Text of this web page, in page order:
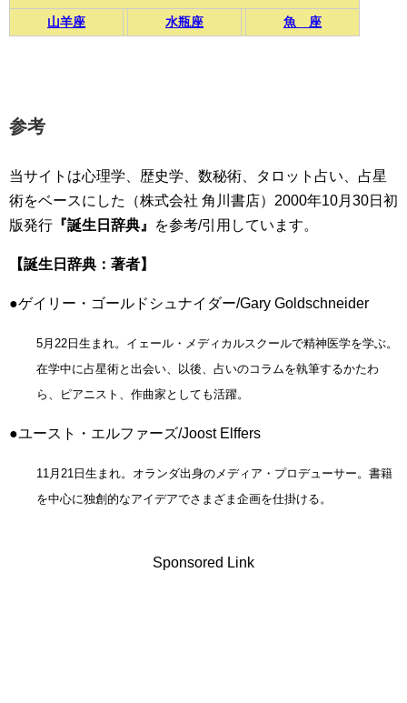
山羊座 水瓶座 魚 座
参考
当サイトは心理学、歴史学、数秘術、タロット占い、占星
術をベースにした（株式会社 角川書店）2000年10月30日初
版発行 『誕生日辞典』 を参考/引用しています。
【誕生日辞典：著者】
●ゲイリー・ゴールドシュナイダー/Gary Goldschneider
5月22日生まれ。イェール・メディカルスクールで精神医学を学ぶ。
在学中に占星術と出会い、以後、占いのコラムを執筆するかたわ
ら、ピアニスト、作曲家としても活躍。
●ユースト・エルファーズ/Joost Elffers
11月21日生まれ。オランダ出身のメディア・プロデューサー。書籍
を中心に独創的なアイデアでさまざま企画を仕掛ける。
Sponsored Link